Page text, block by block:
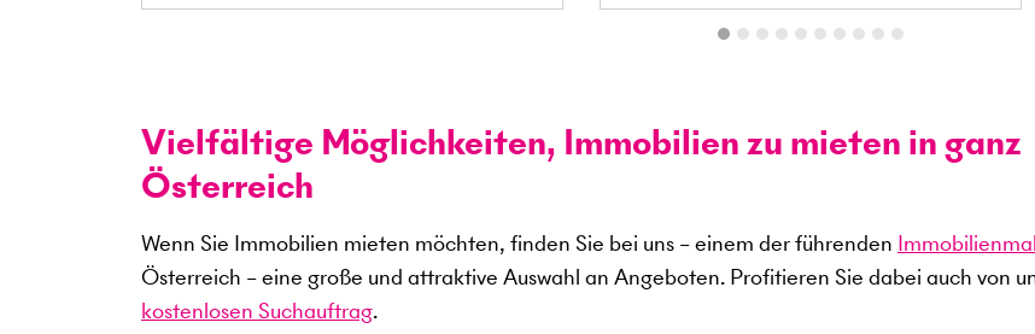
Vielfältige Möglichkeiten, Immobilien zu mieten in ganz
Österreich
Wenn Sie Immobilien mieten möchten, finden Sie bei uns – einem der führenden
Österreich – eine große und attraktive Auswahl an Angeboten. Profitieren Sie dabei auch von
kostenlosen Suchauftrag.